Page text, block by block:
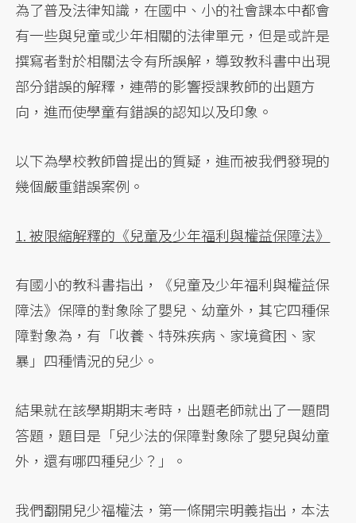
為了普及法律知識，在國中、小的社會課本中都會
有一些與兒童或少年相關的法律單元，但是或許是
撰寫者對於相關法令有所誤解，導致教科書中出現
部分錯誤的解釋，連帶的影響授課教師的出題方
向，進而使學童有錯誤的認知以及印象。
以下為學校教師曾提出的質疑，進而被我們發現的
幾個嚴重錯誤案例。
1. 被限縮解釋的《兒童及少年福利與權益保障法》
有國小的教科書指出，《兒童及少年福利與權益保
障法》保障的對象除了嬰兒、幼童外，其它四種保
障對象為，有「收養、特殊疾病、家境貧困、家
暴」四種情況的兒少。
結果就在該學期期末考時，出題老師就出了一題問
答題，題目是「兒少法的保障對象除了嬰兒與幼童
外，還有哪四種兒少？」。
我們翻開兒少福權法，第一條開宗明義指出，本法